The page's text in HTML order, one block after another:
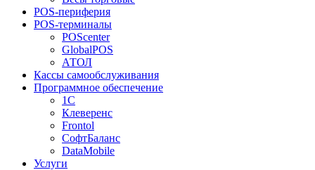
POS-периферия
POS-терминалы
POScenter
GlobalPOS
АТОЛ
Кассы самообслуживания
Программное обеспечение
1С
Клеверенс
Frontol
СофтБаланс
DataMobile
Услуги